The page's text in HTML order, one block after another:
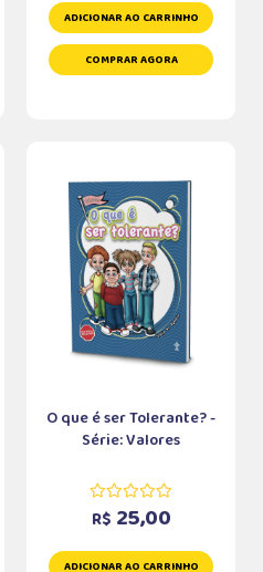
ADICIONAR AO CARRINHO
COMPRAR AGORA
O que é ser Tolerante? -
Série: Valores
R$ 25,00
ADICIONAR AO CARRINHO